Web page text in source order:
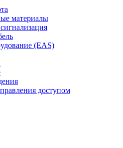
материалы
(EAS)
доступом